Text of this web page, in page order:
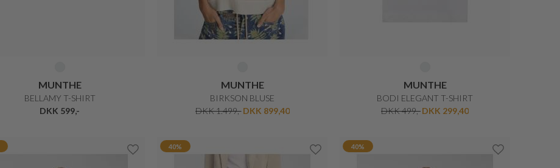
MUNTHE
BELLAMY T-SHIRT
DKK 599,-
MUNTHE
BIRKSON BLUSE
DKK 1.499,- DKK 899,40
MUNTHE
BODI ELEGANT T-SHIRT
DKK 499,-DKK 299,40
40% 40%